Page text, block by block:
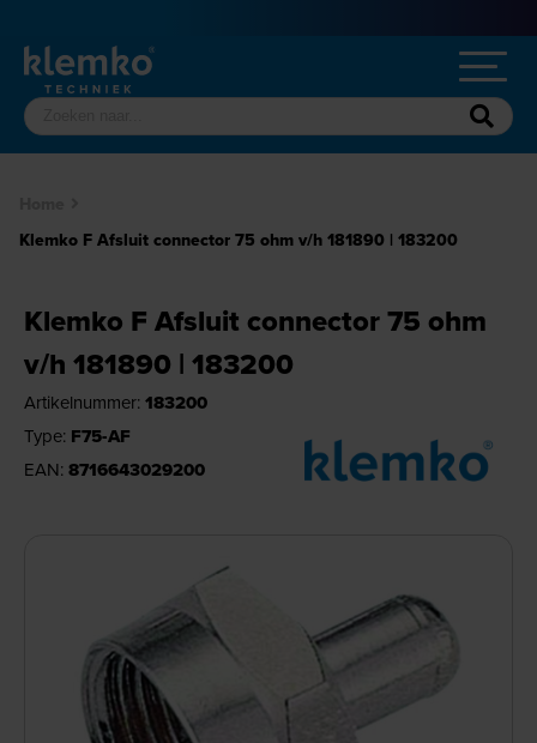
Klemko F Afsluit connector 75 ohm v/h 181890 | 183200
Klemko F Afsluit connector 75 ohm
v/h 181890 | 183200
Artikelnummer: 183200
Type: F75-AF
EAN: 8716643029200